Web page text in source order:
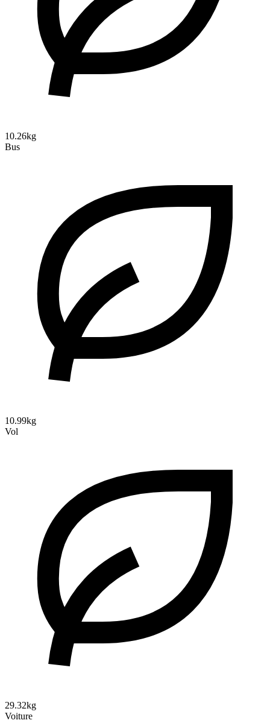
10.26kg
Bus
10.99kg
Vol
29.32kg
Voiture